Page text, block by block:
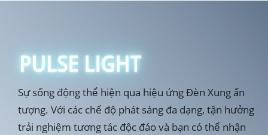
Sự sống động thể hiện qua hiệu ứng Đèn Xung ấn
tượng. Với các chế độ phát sáng đa dạng, tận hưởng
trải nghiệm tương tác độc đáo và bạn có thể nhận